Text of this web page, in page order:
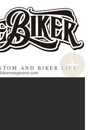
AND BIKER LIFE